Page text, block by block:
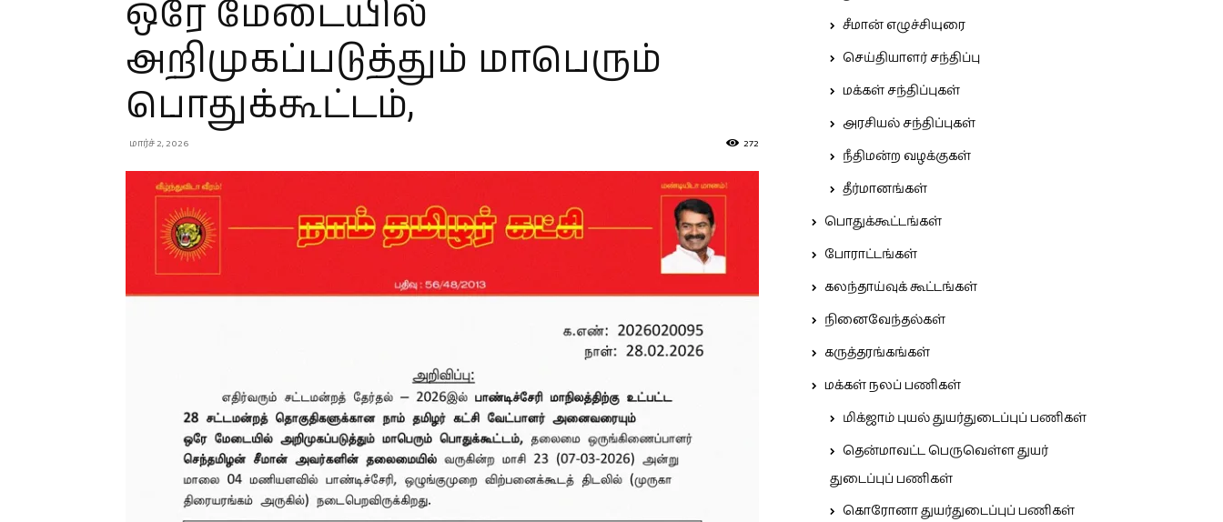
ஒரே மேடையில்
அறிமுகப்படுத்தும் மாபெரும்
பொதுக்கூட்டம்,
மார்ச் 2, 2026 272
சீமான் எழுச்சியுரை
செய்தியாளர் சந்திப்பு
மக்கள் சந்திப்புகள்
அரசியல் சந்திப்புகள்
நீதிமன்ற வழக்குகள்
தீர்மானங்கள்
பொதுக்கூட்டங்கள்
போராட்டங்கள்
கலந்தாய்வுக் கூட்டங்கள்
நினைவேந்தல்கள்
கருத்தரங்கங்கள்
மக்கள் நலப் பணிகள்
மிக்ஜாம் புயல் துயர்துடைப்புப் பணிகள்
தென்மாவட்ட பெருவெள்ள துயர்
துடைப்புப் பணிகள்
கொரோனா துயர்துடைப்புப் பணிகள்